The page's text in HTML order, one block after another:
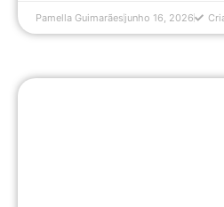
Pamella Guimarães junho 16, 2026